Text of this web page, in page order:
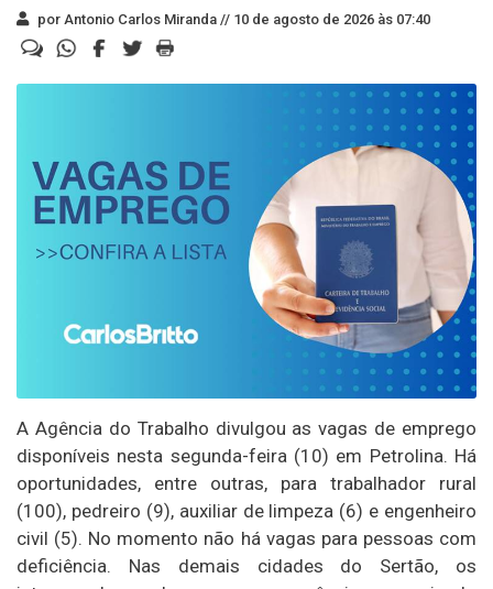
por Antonio Carlos Miranda // 10 de agosto de 2026 às 07:40
A Agência do Trabalho divulgou as vagas de emprego
disponíveis nesta segunda-feira (10) em Petrolina. Há
oportunidades, entre outras, para trabalhador rural
(100), pedreiro (9), auxiliar de limpeza (6) e engenheiro
civil (5). No momento não há vagas para pessoas com
deficiência. Nas demais cidades do Sertão, os